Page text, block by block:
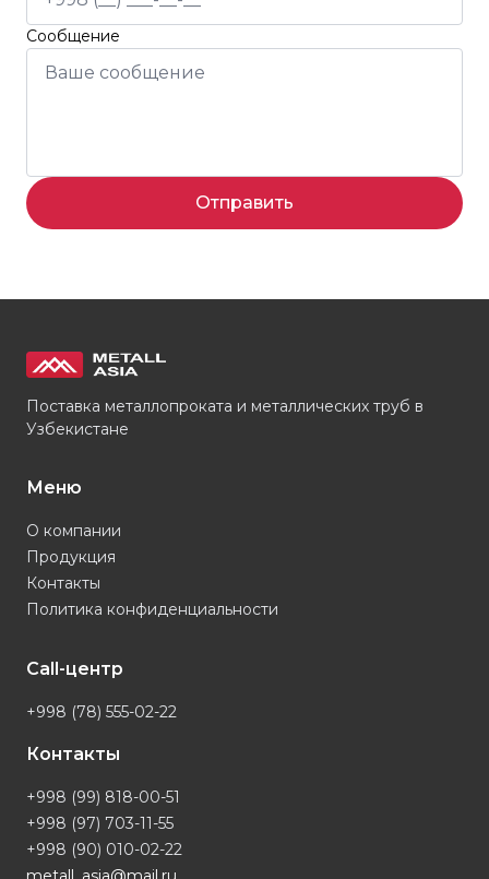
Сообщение
Отправить
Поставка металлопроката и металлических труб в
Узбекистане
Меню
О компании
Продукция
Контакты
Политика конфиденциальности
Call-центр
+998 (78) 555-02-22
Контакты
+998 (99) 818-00-51
+998 (97) 703-11-55
+998 (90) 010-02-22